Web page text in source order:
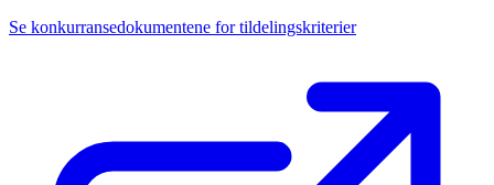
Se konkurransedokumentene for tildelingskriterier